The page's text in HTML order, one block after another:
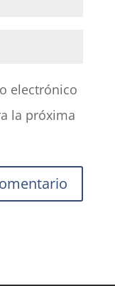
electrónico
la próxima